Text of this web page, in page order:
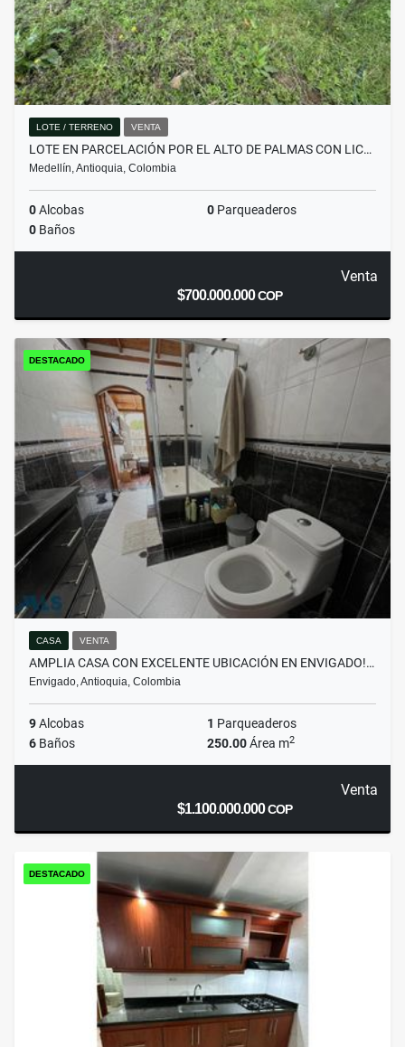
LOTE / TERRENO VENTA
LOTE EN PARCELACIÓN POR EL ALTO DE PALMAS CON LIC…
Medellín, Antioquia, Colombia
0Alcobas 0 Parqueaderos
0 Baños
Venta
$700.000.000COP
DESTACADO
CASA VENTA
AMPLIA CASA CON EXCELENTE UBICACIÓN EN ENVIGADO!…
Envigado, Antioquia, Colombia
9Alcobas 1 Parqueaderos
6 Baños 250.00Área m2
Venta
$1.100.000.000COP
DESTACADO